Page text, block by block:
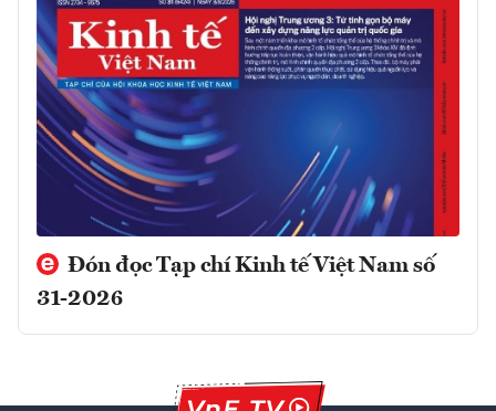
Đón đọc Tạp chí Kinh tế Việt Nam số
31-2026